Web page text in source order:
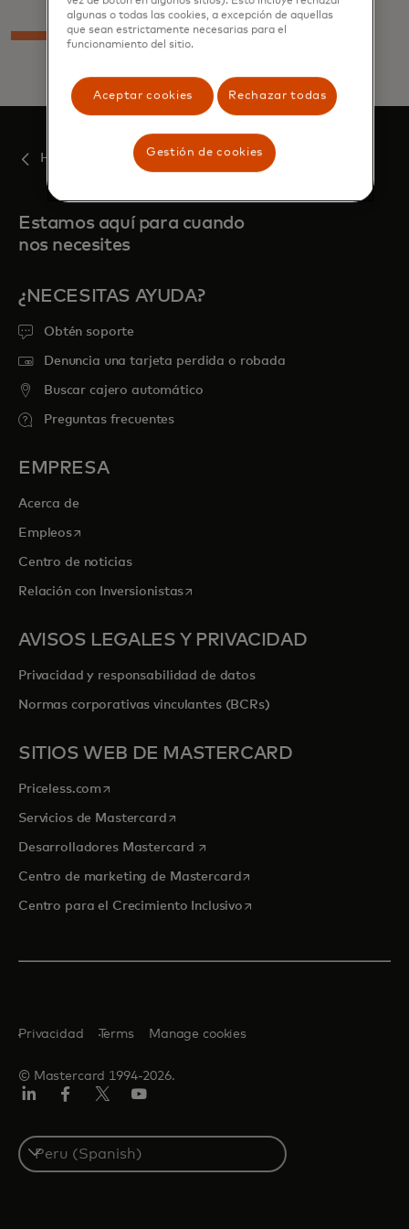
Historias
Estamos aquí para cuando
nos necesites
¿NECESITAS AYUDA?
Obtén soporte
Denuncia una tarjeta perdida o robada
Buscar cajero automático
Preguntas frecuentes
EMPRESA
Acerca de
Empleosse abre en una pestaña nueva
Centro de noticias
Relación con Inversionistasse abre en una pestaña nueva
AVISOS LEGALES Y PRIVACIDAD
Privacidad y responsabilidad de datos
Normas corporativas vinculantes (BCRs)
SITIOS WEB DE MASTERCARD
Priceless.com se abre en una pestaña nueva
Servicios de Mastercardse abre en una pestaña nueva
Desarrolladores Mastercard se abre en una pestaña nueva
Centro de marketing de Mastercardse abre en una pestaña
Centro para el Crecimiento Inclusivose abre en una pestaña
© Mastercard 1994-2026.
Privacidad Terms Manage cookies
Select
a
country
algunas o todas las cookies, a excepción de aquellas
que sean estrictamente necesarias para el
funcionamiento del sitio.
Aceptar cookies Rechazar todas
Gestión de cookies